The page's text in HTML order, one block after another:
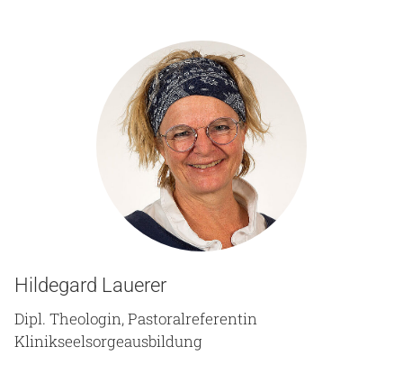
Hildegard Lauerer
Dipl. Theologin, Pastoralreferentin
Klinikseelsorgeausbildung